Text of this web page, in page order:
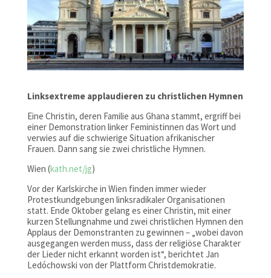
Linksextreme applaudieren zu christlichen Hymnen
Eine Christin, deren Familie aus Ghana stammt, ergriff bei
einer Demonstration linker Feministinnen das Wort und
verwies auf die schwierige Situation afrikanischer
Frauen. Dann sang sie zwei christliche Hymnen.
Wien (kath.net/jg)
Vor der Karlskirche in Wien finden immer wieder
Protestkundgebungen linksradikaler Organisationen
statt. Ende Oktober gelang es einer Christin, mit einer
kurzen Stellungnahme und zwei christlichen Hymnen den
Applaus der Demonstranten zu gewinnen – „wobei davon
ausgegangen werden muss, dass der religiöse Charakter
der Lieder nicht erkannt worden ist“, berichtet Jan
Ledóchowski von der Plattform Christdemokratie.